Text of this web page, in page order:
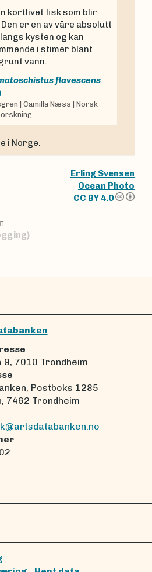
kortlivet fisk som blir
er en av våre absolutt
kysten og kan
i stimer blant
vann.
flavescens
| Camilla Næss | Norsk
Erling Svensen
Ocean Photo
CC BY 4.0
9, 7010 Trondheim
Postboks 1285
7462 Trondheim